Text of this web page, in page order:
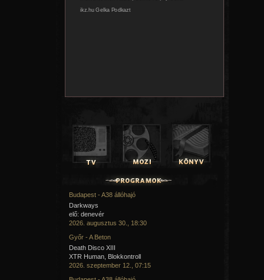
Budapest - A38 állóhajó
Darkways
elő: denevér
2026. augusztus 30., 18:30
Győr - A Beton
Death Disco XIII
XTR Human, Blokkontroll
2026. szeptember 12., 07:15